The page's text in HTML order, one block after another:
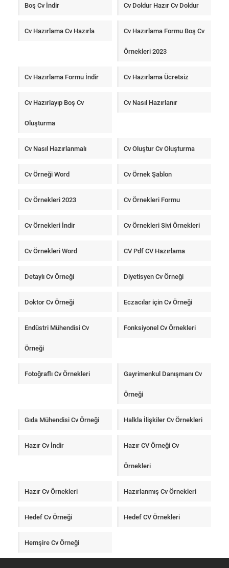
Boş Cv İndir Cv Doldur Hazır Cv Doldur
Cv Hazırlama Cv Hazırla Cv Hazırlama Formu Boş Cv
Örnekleri 2023
Cv Hazırlama Formu İndir Cv Hazırlama Ücretsiz
Cv Hazırlayıp Boş Cv
Oluşturma
Cv Nasıl Hazırlanır
Cv Nasıl Hazırlanmalı Cv Oluştur Cv Oluşturma
Cv Örneği Word Cv Örnek Şablon
Cv Örnekleri 2023 Cv Örnekleri Formu
Cv Örnekleri İndir Cv Örnekleri Sivi Örnekleri
Cv Örnekleri Word CV Pdf CV Hazırlama
Detaylı Cv Örneği Diyetisyen Cv Örneği
Doktor Cv Örneği Eczacılar için Cv Örneği
Endüstri Mühendisi Cv
Örneği
Fonksiyonel Cv Örnekleri
Fotoğraflı Cv Örnekleri Gayrimenkul Danışmanı Cv
Örneği
Gıda Mühendisi Cv Örneği Halkla İlişkiler Cv Örnekleri
Hazır Cv İndir Hazır CV Örneği Cv
Örnekleri
Hazır Cv Örnekleri Hazırlanmış Cv Örnekleri
Hedef Cv Örneği Hedef CV Örnekleri
Hemşire Cv Örneği